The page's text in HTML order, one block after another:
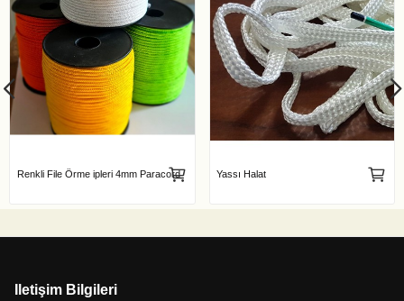
Renkli File Örme ipleri 4mm Paracord Yassı Halat
Iletişim Bilgileri